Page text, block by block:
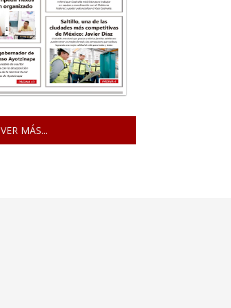
VER MÁS...